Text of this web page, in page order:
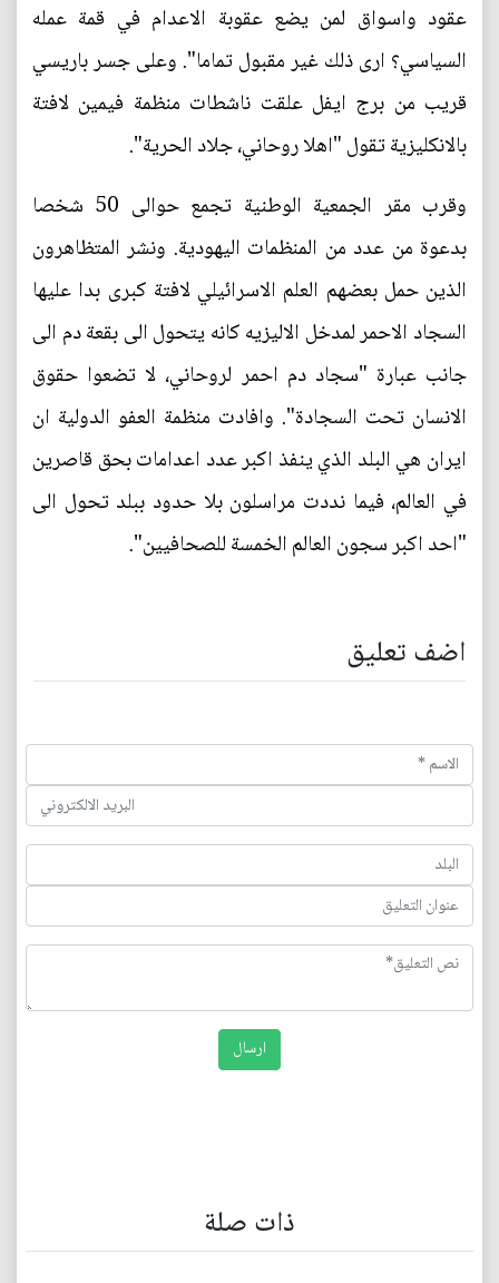
عقود واسواق لمن يضع عقوبة الاعدام في قمة عمله
السياسي؟ ارى ذلك غير مقبول تماما". وعلى جسر باريسي
قريب من برج ايفل علقت ناشطات منظمة فيمين لافتة
بالانكليزية تقول "اهلا روحاني، جلاد الحرية".
وقرب مقر الجمعية الوطنية تجمع حوالى 50 شخصا
بدعوة من عدد من المنظمات اليهودية. ونشر المتظاهرون
الذين حمل بعضهم العلم الاسرائيلي لافتة كبرى بدا عليها
السجاد الاحمر لمدخل الاليزيه كانه يتحول الى بقعة دم الى
جانب عبارة "سجاد دم احمر لروحاني، لا تضعوا حقوق
الانسان تحت السجادة". وافادت منظمة العفو الدولية ان
ايران هي البلد الذي ينفذ اكبر عدد اعدامات بحق قاصرين
في العالم، فيما نددت مراسلون بلا حدود ببلد تحول الى
"احد اكبر سجون العالم الخمسة للصحافيين".
اضف تعليق
ذات صلة